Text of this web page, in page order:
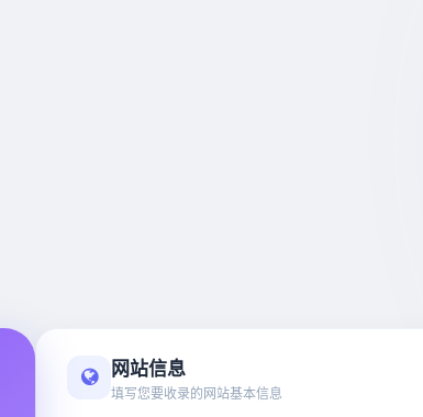
网站信息
填写您要收录的网站基本信息